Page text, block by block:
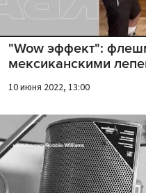
"Wow эффект":
мексиканскими
10 июня 2022, 13:00